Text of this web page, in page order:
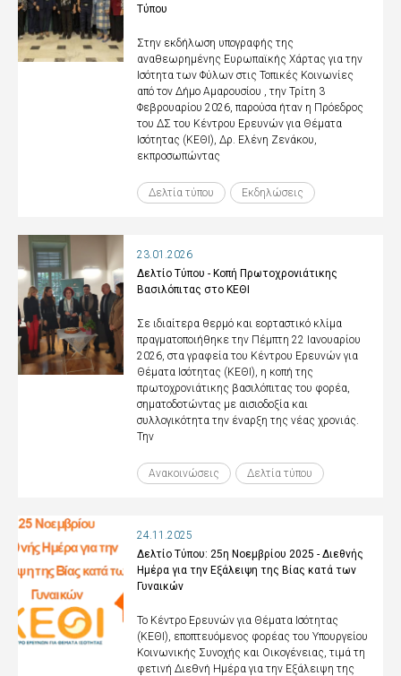
Τύπου
Στην εκδήλωση υπογραφής της
αναθεωρημένης Ευρωπαϊκής Χάρτας για την
Ισότητα των Φύλων στις Τοπικές Κοινωνίες
από τον Δήμο Αμαρουσίου , την Τρίτη 3
Φεβρουαρίου 2026, παρούσα ήταν η Πρόεδρος
του ΔΣ του Κέντρου Ερευνών για Θέματα
Ισότητας (ΚΕΘΙ), Δρ. Ελένη Ζενάκου,
εκπροσωπώντας
Δελτία τύπου Εκδηλώσεις
23.01.2026
Δελτίο Τύπου - Κοπή Πρωτοχρονιάτικης
Βασιλόπιτας στο ΚΕΘΙ
Σε ιδιαίτερα θερμό και εορταστικό κλίμα
πραγματοποιήθηκε την Πέμπτη 22 Ιανουαρίου
2026, στα γραφεία του Κέντρου Ερευνών για
Θέματα Ισότητας (ΚΕΘΙ), η κοπή της
πρωτοχρονιάτικης βασιλόπιτας του φορέα,
σηματοδοτώντας με αισιοδοξία και
συλλογικότητα την έναρξη της νέας χρονιάς.
Την
Ανακοινώσεις Δελτία τύπου
24.11.2025
Δελτίο Τύπου: 25η Νοεμβρίου 2025 - Διεθνής
Ημέρα για την Εξάλειψη της Βίας κατά των
Γυναικών
Το Κέντρο Ερευνών για Θέματα Ισότητας
(ΚΕΘΙ), εποπτευόμενος φορέας του Υπουργείου
Κοινωνικής Συνοχής και Οικογένειας, τιμά τη
φετινή Διεθνή Ημέρα για την Εξάλειψη της